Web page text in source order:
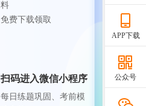
料
免费下载领取
扫码进入微信小程序
每日练题巩固、考前模
APP下载
公众号